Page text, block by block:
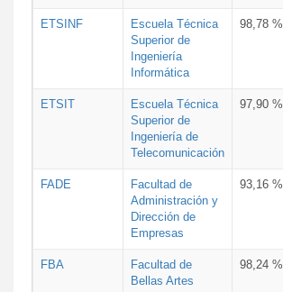
ETSINF
Escuela Técnica
Superior de
Ingeniería
Informática
98,78 %
ETSIT
Escuela Técnica
Superior de
Ingeniería de
Telecomunicación
97,90 %
FADE
Facultad de
Administración y
Dirección de
Empresas
93,16 %
FBA
Facultad de
Bellas Artes
98,24 %